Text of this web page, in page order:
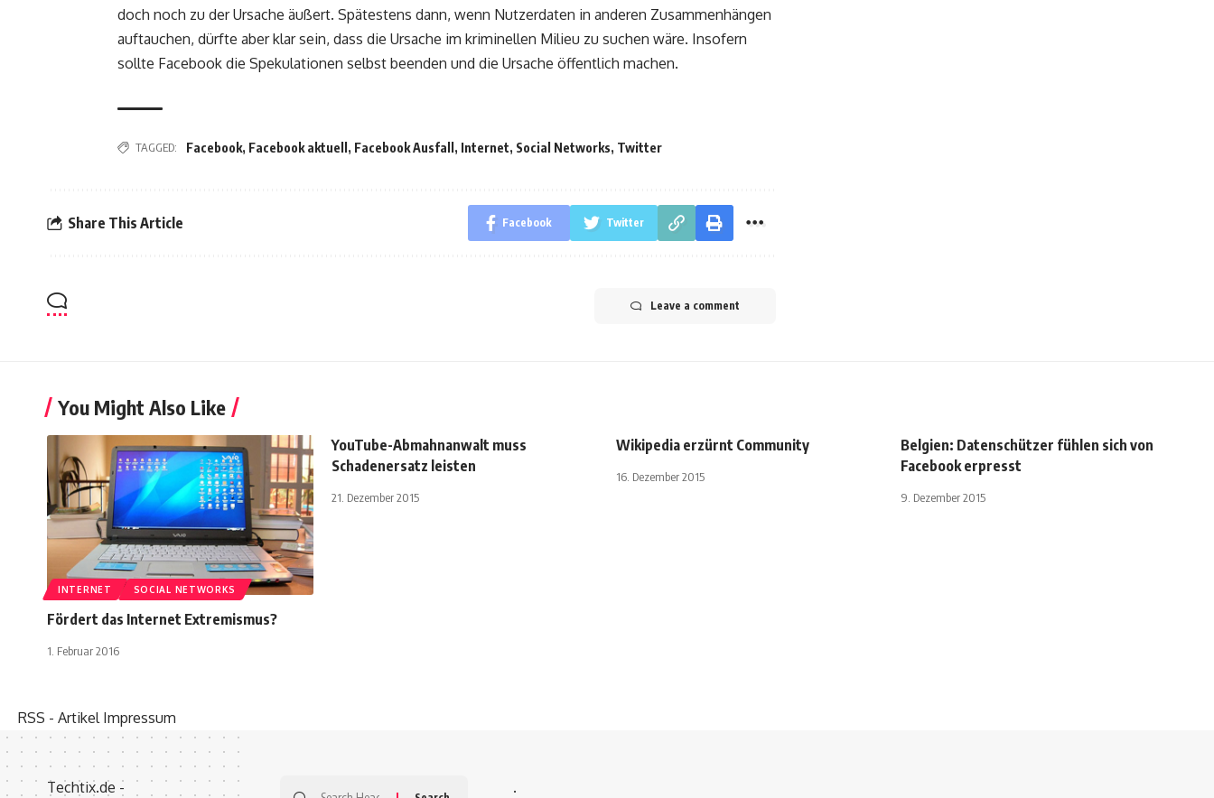
doch noch zu der Ursache äußert. Spätestens dann, wenn Nutzerdaten in anderen Zusammenhängen
auftauchen, dürfte aber klar sein, dass die Ursache im kriminellen Milieu zu suchen wäre. Insofern
sollte Facebook die Spekulationen selbst beenden und die Ursache öffentlich machen.
TAGGED: Facebook, Facebook aktuell , Facebook Ausfall , Internet, Social Networks, Twitter
Share This Article Facebook Twitter
Leave a comment
You Might Also Like
INTERNET SOCIAL NETWORKS
Fördert das Internet Extremismus?
1. Februar 2016
YouTube-Abmahnanwalt muss
Schadenersatz leisten
21. Dezember 2015
Wikipedia erzürnt Community
16. Dezember 2015
Belgien: Datenschützer fühlen sich von
Facebook erpresst
9. Dezember 2015
RSS - Artikel Impressum
Techtix.de - .